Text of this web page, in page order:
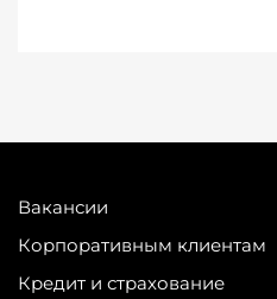
Вакансии
Корпоративным клиентам
Кредит и страхование